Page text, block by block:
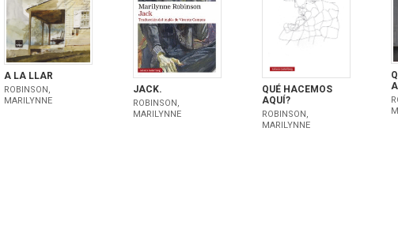
A LA LLAR
ROBINSON,
MARILYNNE
JACK.
ROBINSON,
MARILYNNE
QUÉ HACEMOS
AQUÍ?
ROBINSON,
MARILYNNE